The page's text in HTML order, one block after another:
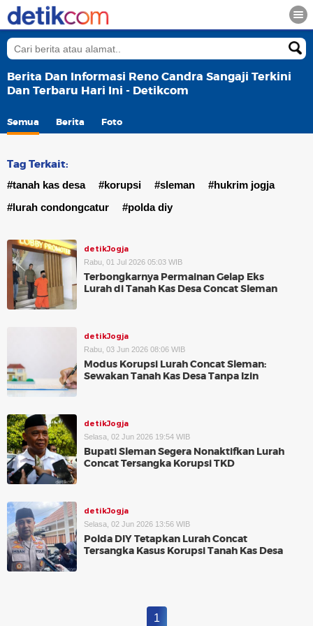
Berita Dan Informasi Reno Candra Sangaji Terkini
Dan Terbaru Hari Ini - Detikcom
Semua Berita Foto
Tag Terkait:
#tanah kas desa #korupsi #sleman
#hukrim jogja
#lurah condongcatur
#polda diy
detikJogja
Rabu, 01 Jul 2026 05:03 WIB
Terbongkarnya Permainan Gelap Eks
Lurah di Tanah Kas Desa Concat Sleman
detikJogja
Rabu, 03 Jun 2026 08:06 WIB
Modus Korupsi Lurah Concat Sleman:
Sewakan Tanah Kas Desa Tanpa Izin
detikJogja
Selasa, 02 Jun 2026 19:54 WIB
Bupati Sleman Segera Nonaktifkan Lurah
Concat Tersangka Korupsi TKD
detikJogja
Selasa, 02 Jun 2026 13:56 WIB
Polda DIY Tetapkan Lurah Concat
Tersangka Kasus Korupsi Tanah Kas Desa
1